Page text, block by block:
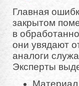
Главная
закрытом
в
они увядают
аналоги
Эксперты